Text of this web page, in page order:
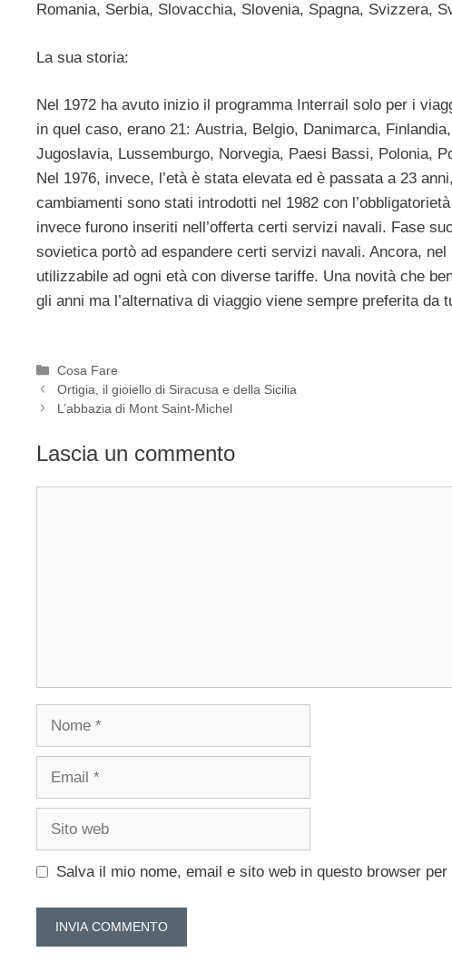
Romania, Serbia, Slovacchia, Slovenia, Spagna, Svizzera,
La sua storia:
Nel 1972 ha avuto inizio il programma Interrail solo per i
in quel caso, erano 21: Austria, Belgio, Danimarca,
Jugoslavia, Lussemburgo, Norvegia, Paesi Bassi, Polonia,
Nel 1976, invece, l’età è stata elevata ed è passata a 23
cambiamenti sono stati introdotti nel 1982 con
invece furono inseriti nell’offerta certi servizi navali. Fase
sovietica portò ad espandere certi servizi navali. Ancora,
utilizzabile ad ogni età con diverse tariffe. Una novità che
gli anni ma l’alternativa di viaggio viene sempre preferita da
Categorie
Cosa Fare
Ortigia, il gioiello di Siracusa e della Sicilia
L’abbazia di Mont Saint-Michel
Lascia un commento
Nome
Email
Sito
Salva il mio nome, email e sito web in questo browser